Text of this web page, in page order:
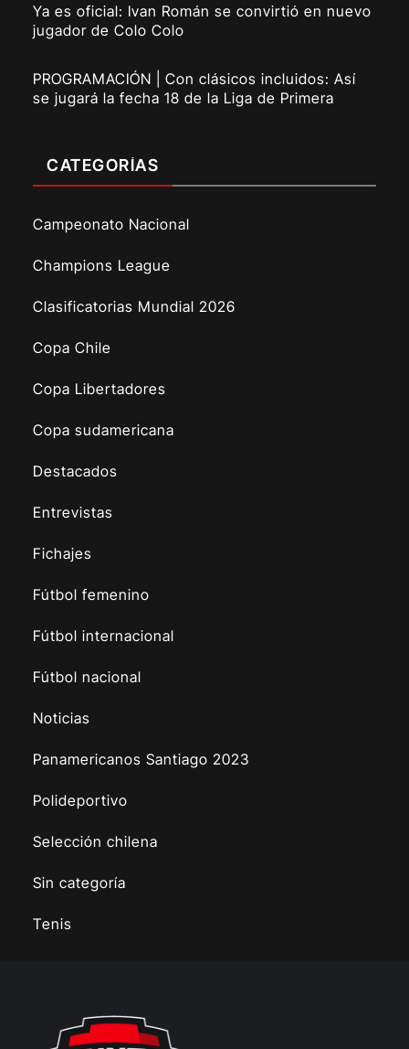
Ya es oficial: Ivan Román se convirtió en nuevo
jugador de Colo Colo
PROGRAMACIÓN | Con clásicos incluidos: Así
se jugará la fecha 18 de la Liga de Primera
CATEGORÍAS
Campeonato Nacional
Champions League
Clasificatorias Mundial 2026
Copa Chile
Copa Libertadores
Copa sudamericana
Destacados
Entrevistas
Fichajes
Fútbol femenino
Fútbol internacional
Fútbol nacional
Noticias
Panamericanos Santiago 2023
Polideportivo
Selección chilena
Sin categoría
Tenis